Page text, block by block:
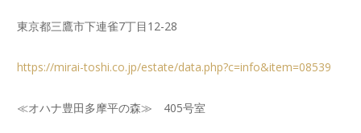
東京都三鷹市下連雀7丁目12-28
https://mirai-toshi.co.jp/estate/data.php?c=info&item=08539
≪オハナ豊田多摩平の森≫ 405号室